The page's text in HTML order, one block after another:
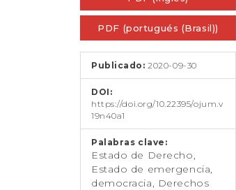
artículo
PDF (portugués (Brasil))
Publicado:2020-09-30
DOI:
https://doi.org/10.22395/ojum.v
19n40a1
Palabras clave:
Estado de Derecho,
Estado de emergencia,
democracia, Derechos